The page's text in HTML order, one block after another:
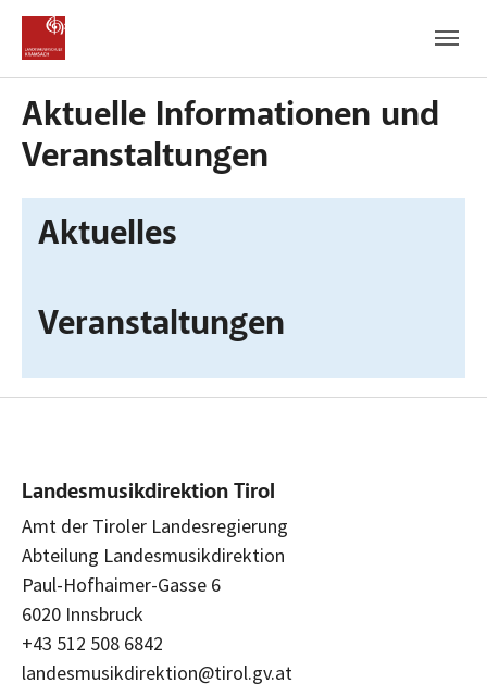
Zum Hauptinhalt
Zum Fußbereich
Aktuelle Informationen und
Veranstaltungen
Aktuelles
Veranstaltungen
Landesmusikdirektion Tirol
Amt der Tiroler Landesregierung
Abteilung Landesmusikdirektion
Paul-Hofhaimer-Gasse 6
6020 Innsbruck
+43 512 508 6842
landesmusikdirektion@tirol.gv.at